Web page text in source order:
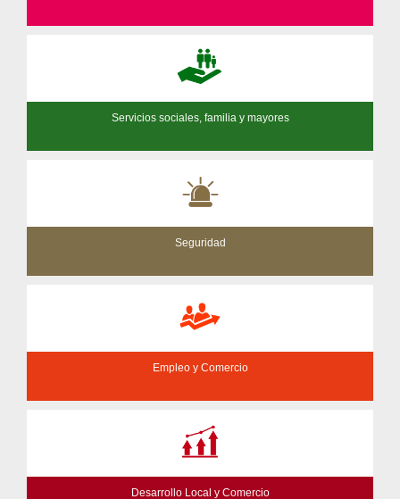
Servicios sociales, familia y mayores
Seguridad
Empleo y Comercio
Desarrollo Local y Comercio